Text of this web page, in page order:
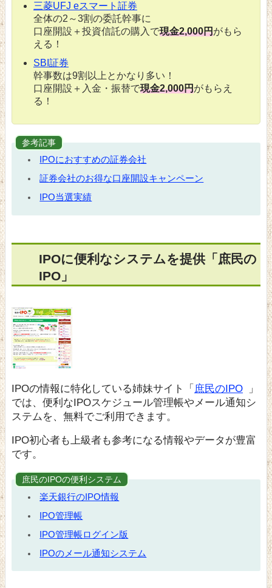
三菱UFJ eスマート証券
全体の2～3割の委託幹事に
口座開設＋投資信託の購入で現金2,000円がもら
える！
SBI証券
幹事数は9割以上とかなり多い！
口座開設＋入金・振替で現金2,000円がもらえ
る！
参考記事
IPOにおすすめの証券会社
証券会社のお得な口座開設キャンペーン
IPO当選実績
IPOに便利なシステムを提供「庶民の
IPO」
IPOの情報に特化している姉妹サイト「 庶民のIPO
」
では、便利なIPOスケジュール管理帳やメール通知シ
ステムを、無料でご利用できます。
IPO初心者も上級者も参考になる情報やデータが豊富
です。
庶民のIPOの便利システム
楽天銀行のIPO情報
IPO管理帳
IPO管理帳ログイン版
IPOのメール通知システム